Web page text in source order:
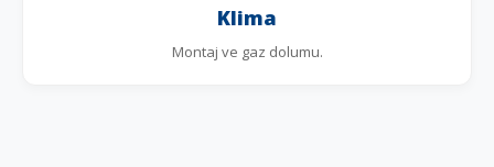
Klima
Montaj ve gaz dolumu.